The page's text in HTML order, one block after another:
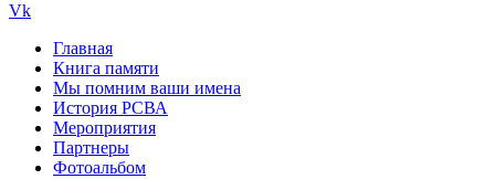
Vk
Главная
Книга памяти
Мы помним ваши имена
История РСВА
Мероприятия
Партнеры
Фотоальбом